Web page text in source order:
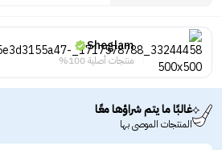
Sheglam
منتجات أصلية 100%
غالبًا ما يتم شراؤها معًا
المنتجات الموصى بها